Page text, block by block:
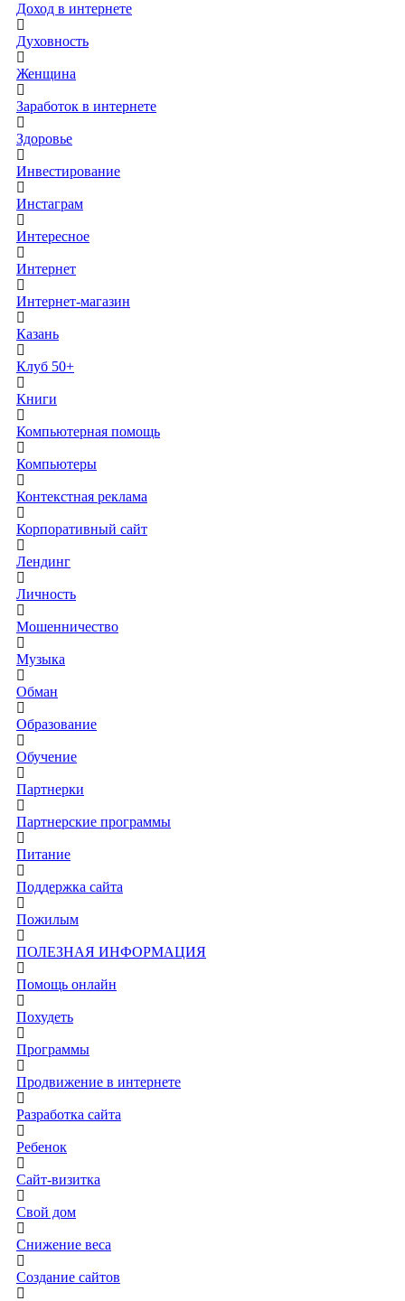
Доход в интернете
Духовность
Женщина
Заработок в интернете
Здоровье
Инвестирование
Инстаграм
Интересное
Интернет
Интернет-магазин
Казань
Клуб 50+
Книги
Компьютерная помощь
Компьютеры
Контекстная реклама
Корпоративный сайт
Лендинг
Личность
Мошенничество
Музыка
Обман
Образование
Обучение
Партнерки
Партнерские программы
Питание
Поддержка сайта
Пожилым
ПОЛЕЗНАЯ ИНФОРМАЦИЯ
Помощь онлайн
Похудеть
Программы
Продвижение в интернете
Разработка сайта
Ребенок
Сайт-визитка
Свой дом
Снижение веса
Создание сайтов